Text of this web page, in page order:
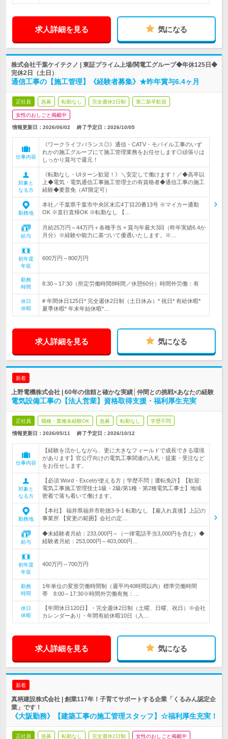
求人詳細を見る 気になる
株式会社千葉ケイテクノ | 東証プライム上場/関電工グループ◆年休125日◆
完休2日（土日）
通信工事の【施工管理】《経験者募集》★昨年賞与6.4ヶ月
正社員 急募 転勤なし 完全週休2日制 第二新卒歓迎
女性のおしごと掲載中
情報更新日：2026/06/02 終了予定日： 2026/10/05
仕事内容
《ワークライフバランス◎》通信・CATV・モバイル工事のいず
れかの施工グループにて施工管理業務をお任せします◎頑張りは
しっかり賞与で還元！
対象と
なる方
《転勤なし・UIターン歓迎！》＼安定して働けます！／◆高卒以
上◆電気・電気通信工事施工管理士の有資格者◆通信工事の施工
経験◆要普免（AT限定可）
勤務地
本社／千葉県千葉市中央区末広4丁目20番13号 ※マイカー通勤
OK ※直行直帰OK ※転勤なし 【…
給与
月給25万円～44万円＋各種手当 + 賞与年最大3回（昨年実績6.4か
月分）※経験や能力に基づいて優遇いたします。※…
初年度
年収
600万円～800万円
勤務
時間
8:30～17:30（所定労働時間8時間／休憩60分）時間外労働：有
休日
休暇
# 年間休日125日* 完全週休2日制（土日休み）* 祝日* 有給休暇*
夏季休暇* 年末年始休暇*…
求人詳細を見る 気になる
新着
上野電機株式会社 | 60年の信頼と確かな実績│仲間との挑戦×あなたの経験
電気設備工事の【法人営業】資格取得支援・福利厚生充実
正社員 職種・業種未経験OK 急募 転勤なし 学歴不問
情報更新日：2026/05/11 終了予定日： 2026/10/12
仕事内容
【経験を活かしながら、更に大きなフィールドで成長できる環境
があります】官公庁向けの電気工事関連の入札・提案・受注など
をお任せします。
対象と
なる方
【必須:Word・Excelが使える方｜学歴不問｜運転免許】【歓迎:
電気工事施工管理技士1級・2級/第1種・第2種電気工事士】地域
密着で落ち着いて働けます。
勤務地
【本社】 福井県福井市乾徳3-9-1 転勤なし 【雇入れ直後】上記の
事業所 【変更の範囲】会社の定…
給与
◆未経験者月給：233,000円～（一律電話手当3,000円を含む）◆
経験者月給：253,000円～403,000円…
初年度
年収
400万円～700万円
勤務
時間
1年単位の変形労働時間制（週平均40時間以内）標準労働時間
帯 8:00～17:30※時間外労働有無：…
休日
休暇
【年間休日120日】・完全週休2日制（土曜、日曜、祝日）※会社
カレンダーあり・年間有給休暇10日（入…
求人詳細を見る 気になる
新着
真柄建設株式会社 | 創業117年！子育てサポートする企業「くるみん認定企
業」です！
《大阪勤務》【建築工事の施工管理スタッフ】☆福利厚生充実！
正社員 急募 転勤なし 完全週休2日制 女性のおしごと掲載中